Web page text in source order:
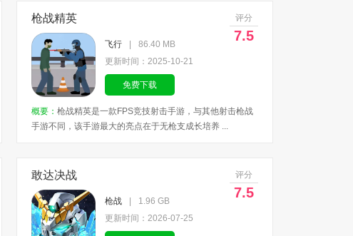
枪战精英 评分
7.5
飞行
86.40 MB
更新时间：2025-10-21
免费下载
概要： 枪战精英是一款FPS竞技射击手游，与其他射击枪战
手游不同，该手游最大的亮点在于无枪支成长培养 ...
敢达决战 评分
7.5
枪战
1.96 GB
更新时间：2026-07-25